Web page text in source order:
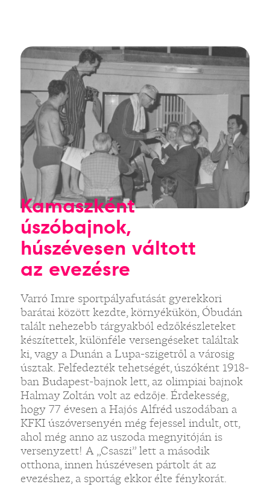
Kamaszként
úszóbajnok,
húszévesen váltott
az evezésre
Varró Imre sportpályafutását gyerekkori
barátai között kezdte, környékükön, Óbudán
talált nehezebb tárgyakból edzőkészleteket
készítettek, különféle versengéseket találtak
ki, vagy a Dunán a Lupa-szigetről a városig
úsztak. Felfedezték tehetségét, úszóként 1918-
ban Budapest-bajnok lett, az olimpiai bajnok
Halmay Zoltán volt az edzője. Érdekesség,
hogy 77 évesen a Hajós Alfréd uszodában a
KFKI úszóversenyén még fejessel indult, ott,
ahol még anno az uszoda megnyitóján is
versenyzett! A „Csaszi” lett a második
otthona, innen húszévesen pártolt át az
evezéshez, a sportág ekkor élte fénykorát.